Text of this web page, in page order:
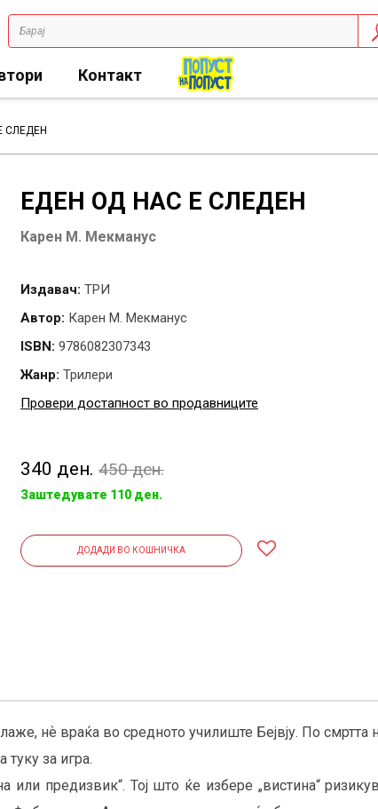
Контакт
СЛЕДЕН
ЕДЕН ОД НАС Е СЛЕДЕН
Карен М. Мекманус
Издавач: ТРИ
Автор: Карен М. Мекманус
ISBN: 9786082307343
Жанр: Трилери
Провери достапност во продавниците
340 ден. 450 ден.
Заштедувате 110 ден.
ДОДАДИ ВО КОШНИЧКА
нѐ враќа во средното училиште Бејвју. По смртта
туку за игра.
или предизвик“. Тој што ќе избере „вистина“